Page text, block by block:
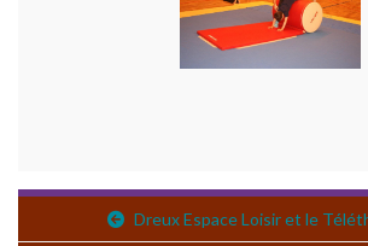
Dreux Espace Loisir et le